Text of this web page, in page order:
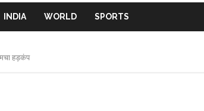
INDIA WORLD SPORTS
हड़कंप